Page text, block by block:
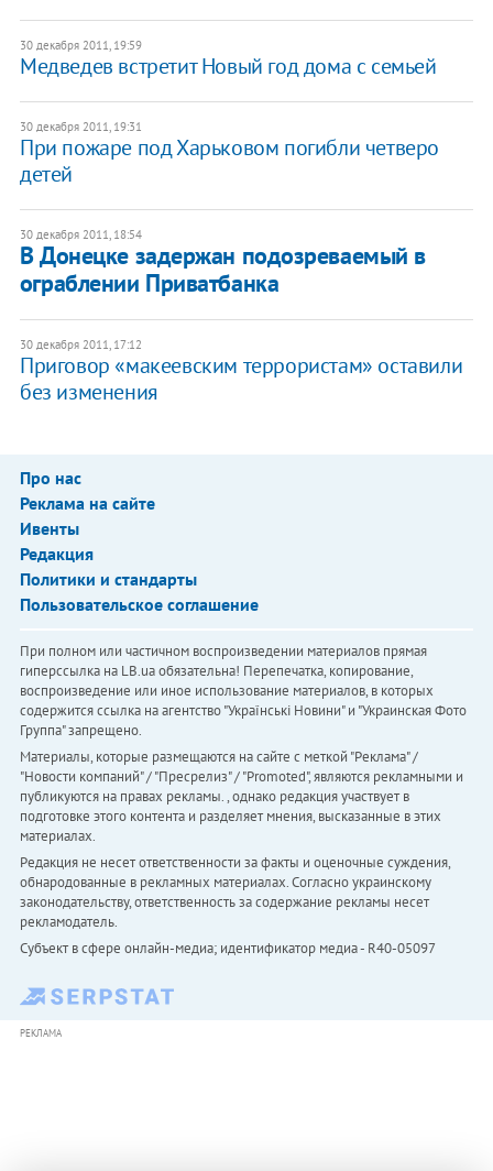
30 декабря 2011, 19:59
​Медведев встретит Новый год дома с семьей
30 декабря 2011, 19:31
При пожаре под Харьковом погибли четверо
детей
30 декабря 2011, 18:54
​В Донецке задержан подозреваемый в
ограблении Приватбанка
30 декабря 2011, 17:12
​Приговор «макеевским террористам» оставили
без изменения
Про нас
Реклама на сайте
Ивенты
Редакция
Политики и стандарты
Пользовательское соглашение
При полном или частичном воспроизведении материалов прямая
гиперссылка на LB.ua обязательна! Перепечатка, копирование,
воспроизведение или иное использование материалов, в которых
содержится ссылка на агентство "Українськi Новини" и "Украинская Фото
Группа" запрещено.
Материалы, которые размещаются на сайте с меткой "Реклама" /
"Новости компаний" / "Пресрелиз" / "Promoted", являются рекламными и
публикуются на правах рекламы. , однако редакция участвует в
подготовке этого контента и разделяет мнения, высказанные в этих
материалах.
Редакция не несет ответственности за факты и оценочные суждения,
обнародованные в рекламных материалах. Согласно украинскому
законодательству, ответственность за содержание рекламы несет
рекламодатель.
Субъект в сфере онлайн-медиа; идентификатор медиа - R40-05097
РЕКЛАМА